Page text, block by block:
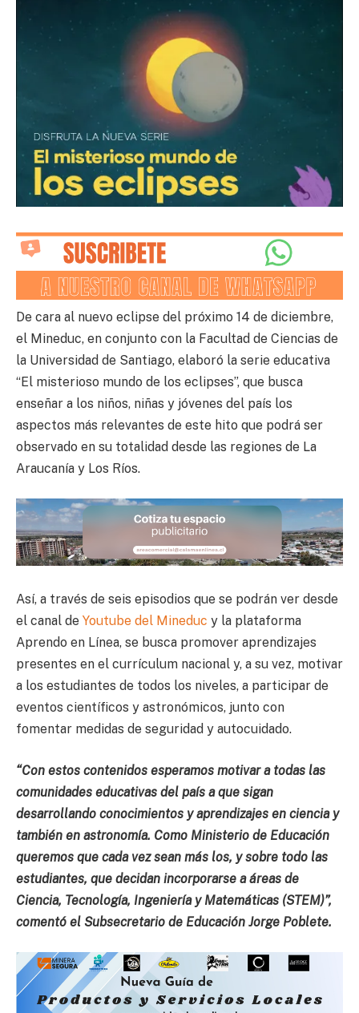
De cara al nuevo eclipse del próximo 14 de diciembre,
el Mineduc, en conjunto con la Facultad de Ciencias de
la Universidad de Santiago, elaboró la serie educativa
“El misterioso mundo de los eclipses”, que busca
enseñar a los niños, niñas y jóvenes del país los
aspectos más relevantes de este hito que podrá ser
observado en su totalidad desde las regiones de La
Araucanía y Los Ríos.
Así, a través de seis episodios que se podrán ver desde
el canal de Youtube del Mineduc y la plataforma
Aprendo en Línea, se busca promover aprendizajes
presentes en el currículum nacional y, a su vez, motivar
a los estudiantes de todos los niveles, a participar de
eventos científicos y astronómicos, junto con
fomentar medidas de seguridad y autocuidado.
“Con estos contenidos esperamos motivar a todas las
comunidades educativas del país a que sigan
desarrollando conocimientos y aprendizajes en ciencia y
también en astronomía. Como Ministerio de Educación
queremos que cada vez sean más los, y sobre todo las
estudiantes, que decidan incorporarse aáreas de
Ciencia, Tecnología, Ingeniería y Matemáticas (STEM)”,
comentó el Subsecretario de Educación Jorge Poblete.